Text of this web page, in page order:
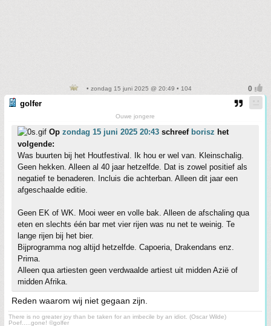
• zondag 15 juni 2025 @ 20:49 • 104
golfer
Ouwe jongere
Op zondag 15 juni 2025 20:43 schreef borisz het
volgende:
Was buurten bij het Houtfestival. Ik hou er wel van. Kleinschalig.
Geen hekken. Alleen al 40 jaar hetzelfde. Dat is zowel positief als
negatief te benaderen. Incluis die achterban. Alleen dit jaar een
afgeschaalde editie.
Geen EK of WK. Mooi weer en volle bak. Alleen de afschaling qua
eten en slechts één bar met vier rijen was nu net te weinig. Te
lange rijen bij het bier.
Bijprogramma nog altijd hetzelfde. Capoeria, Drakendans enz.
Prima.
Alleen qua artiesten geen verdwaalde artiest uit midden Azië of
midden Afrika.
Reden waarom wij niet gegaan zijn.
There is no greater joy than be taken for an imbecile by an idiot. (Oscar Wilde)
Poef.....gone! ©golfer